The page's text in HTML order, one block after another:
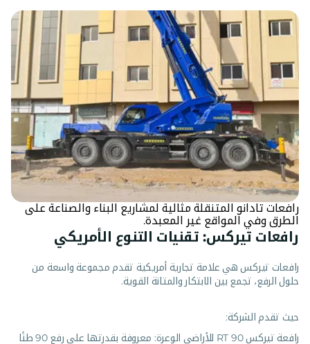
رافعات تادانو المتنقلة مثالية لمشاريع البناء والصناعة على
الطرق وفي المواقع غير المعبدة.
رافعات تيركس: تقنيات التنوع الأمريكي
رافعات تيركس هي علامة تجارية أمريكية تقدم مجموعة واسعة من
حلول الرفع، تجمع بين الابتكار والمتانة القوية.
حيث تقدم الشركة:
رافعة تيركس RT 90 للأراضي الوعرة: معروفة بقدرتها على رفع 90 طنًا